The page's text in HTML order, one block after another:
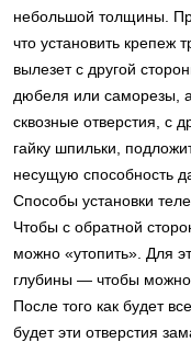
небольшой толщины.
что установить крепеж
вылезет с другой
дюбеля или саморезы,
сквозные отверстия, с
гайку шпильки,
несущую способность
Способы установки
Чтобы с обратной
можно «утопить». Для
глубины — чтобы можно
После того как будет
будет эти отверстия